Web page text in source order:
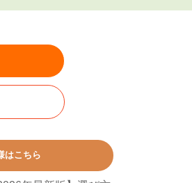
はこちら